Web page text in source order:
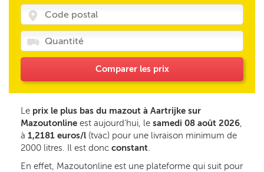
Comparer les prix
Le prix le plus bas du mazout à Aartrijke sur
Mazoutonline est aujourd’hui, le samedi 08 août 2026,
à 1,2181 euros/l (tvac) pour une livraison minimum de
2000 litres. Il est donc constant.
En effet, Mazoutonline est une plateforme qui suit pour